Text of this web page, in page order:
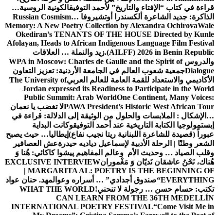
قراءة في كتاب “الإفتاء والتاريخ” لأحمد التوفيقالكونية الروسية…
الذاكرة: جديد الشاعرة ألكسندرا أوتشيروفا Russian Cosmism…
Memory: A New Poetry Collection by Alexandra OchirovaWale
Okediran’s TENANTS OF THE HOUSE Directed by Kunle
Afolayan, Heads to African Indigenous Language Film Festival
(AILFF) 2026 in Benin Republic. زيد والنملة … العلاقات
والدروسWPA in Moscow: Charles de Gaulle and the Spirit of
Dialogueجمعية شعوب العالم في الجامعة الأردنية: تعزيز التعاون
الأكاديمي والاستعداد للقمة العامة للعالم العربيThe University of
Jordan expressed its Readiness to Participate in the World
Public Summit: Arab WorldOne Continent, Many Voices:
PAWA President’s Historic West African Tourلا تغضب يا نعمان
…الإشكال : الملابسات والحلول من الوثيقة إلى الدلالة: قراءة في
إبستمولوجيا الكتابة التاريخية عند أحمد التوفيقوكانت البداية
عبوراً (قصيدة للشاعرة اللبنانية ريتا نجيب نفاع) إيطاليا… حيث يصبح
الشعر وطنًا | الرحلة الأدبية لإسماعيل دياديه حيدرةعش العصافير
وقلب الصياد … وحديث الأم وعالم المفاهيم پیشوا کاکائي: هُنا وَ
هُناك، نَحْنُ عاشقان نَديّان وَ مَغْمورانEXCLUSIVE INTERVIEW
| MARGARITA AL: POETRY IS THE BEGINNING OF
EVERYTHING“صندوق أجدادي” … أسراره وعوالمهد. حنان عواد
تكتب: حسام حسن … رجولة لا تنحني!WHAT THE WORLD
CAN LEARN FROM THE 36TH MEDELLÍN
INTERNATIONAL POETRY FESTIVAL“Come Visit Me in